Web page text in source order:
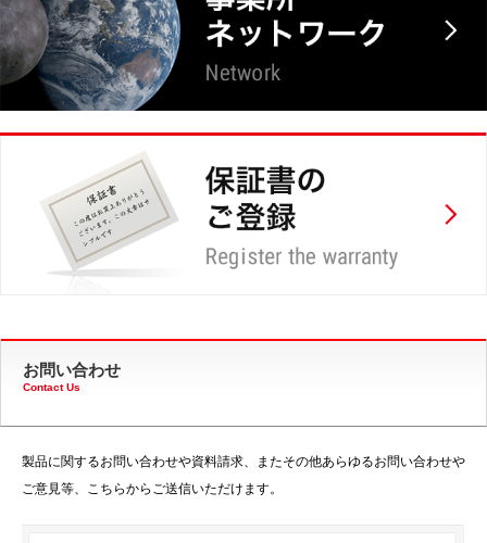
お問い合わせ
Contact Us
製品に関するお問い合わせや資料請求、またその他あらゆるお問い合わせや
ご意見等、こちらからご送信いただけます。